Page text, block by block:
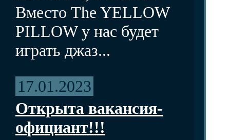
Вместо The YELLOW
PILLOW у нас будет
играть джаз...
17.01.2023
Открыта вакансия-
официант!!!